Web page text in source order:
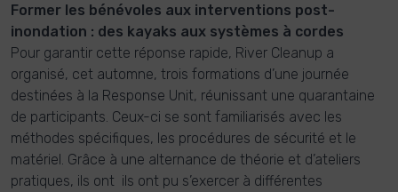
Former les bénévoles aux interventions post-
inondation : des kayaks aux systèmes à cordes
Pour garantir cette réponse rapide, River Cleanup a
organisé, cet automne, trois formations d’une journée
destinées à la Response Unit, réunissant une quarantaine
de participants. Ceux-ci se sont familiarisés avec les
méthodes spécifiques, les procédures de sécurité et le
matériel. Grâce à une alternance de théorie et d’ateliers
pratiques, ils ont ils ont pu s’exercer à différentes